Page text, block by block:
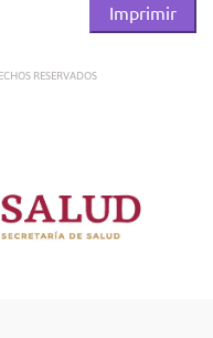
Imprimir
RESERVADOS